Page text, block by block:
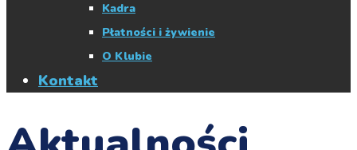
Kadra
Płatności i żywienie
O Klubie
Kontakt